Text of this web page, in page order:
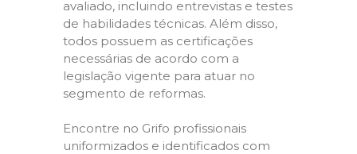
avaliado, incluindo entrevistas e testes
de habilidades técnicas. Além disso,
todos possuem as certificações
necessárias de acordo com a
legislação vigente para atuar no
segmento de reformas.
Encontre no Grifo profissionais
uniformizados e identificados com